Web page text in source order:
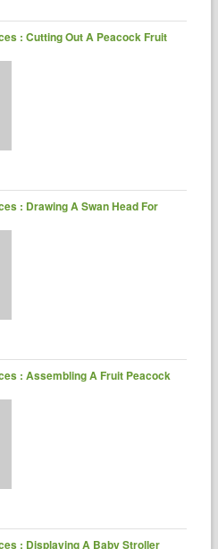
: Cutting Out A Peacock Fruit
: Drawing A Swan Head For
: Assembling A Fruit Peacock
: Displaying A Baby Stroller